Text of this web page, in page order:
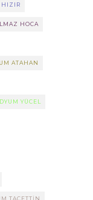
HIZIR
HOCA
ATAHAN
YÜCEL
TACETTIN